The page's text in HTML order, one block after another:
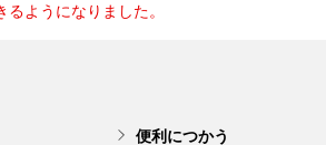
ようになりました。
便利につかう